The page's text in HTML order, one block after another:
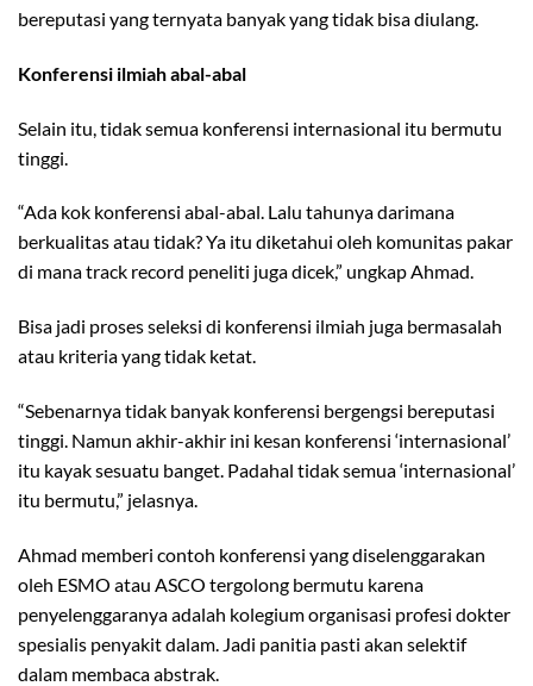
bereputasi yang ternyata banyak yang tidak bisa diulang.
Konferensi ilmiah abal-abal
Selain itu, tidak semua konferensi internasional itu bermutu
tinggi.
“Ada kok konferensi abal-abal. Lalu tahunya darimana
berkualitas atau tidak? Ya itu diketahui oleh komunitas pakar
di mana track record peneliti juga dicek,” ungkap Ahmad.
Bisa jadi proses seleksi di konferensi ilmiah juga bermasalah
atau kriteria yang tidak ketat.
“Sebenarnya tidak banyak konferensi bergengsi bereputasi
tinggi. Namun akhir-akhir ini kesan konferensi ‘internasional’
itu kayak sesuatu banget. Padahal tidak semua ‘internasional’
itu bermutu,” jelasnya.
Ahmad memberi contoh konferensi yang diselenggarakan
oleh ESMO atau ASCO tergolong bermutu karena
penyelenggaranya adalah kolegium organisasi profesi dokter
spesialis penyakit dalam. Jadi panitia pasti akan selektif
dalam membaca abstrak.